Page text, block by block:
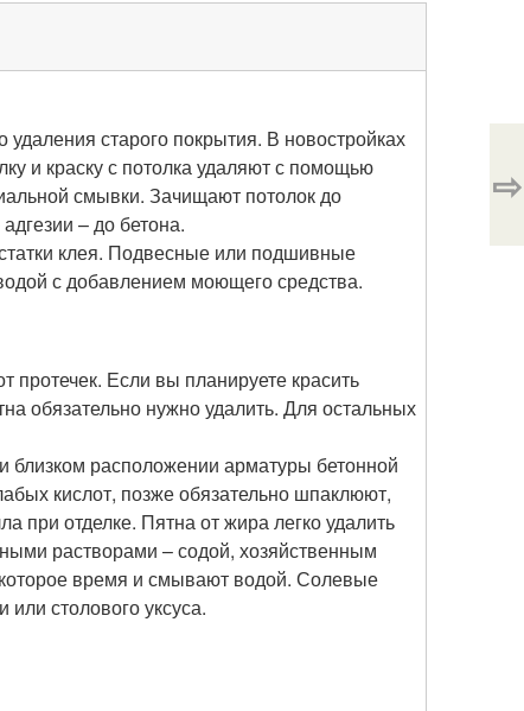
старого покрытия. В новостройках
и краску с потолка удаляют с помощью
смывки. Зачищают потолок до
– до бетона.
клея. Подвесные или подшивные
с добавлением моющего средства.
протечек. Если вы планируете красить
обязательно нужно удалить. Для остальных
близком расположении арматуры бетонной
кислот, позже обязательно шпаклюют,
при отделке. Пятна от жира легко удалить
растворами – содой, хозяйственным
время и смывают водой. Солевые
столового уксуса.
⇨